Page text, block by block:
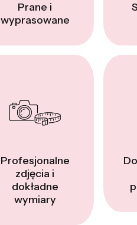
Prane i
wyprasowane
Profesjonalne
zdjęcia i
dokładne
wymiary